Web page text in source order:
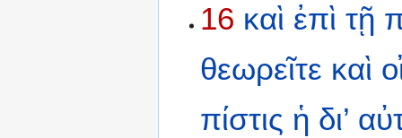
16 καὶ ἐπὶ τῇ
θεωρεῖτε καὶ
πίστις ἡ δι’